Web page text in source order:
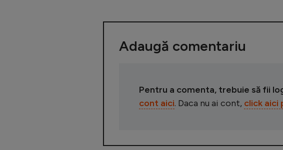
Adaugă comentariu
Pentru a comenta, trebuie să fii
cont aici. Daca nu ai cont, click aici